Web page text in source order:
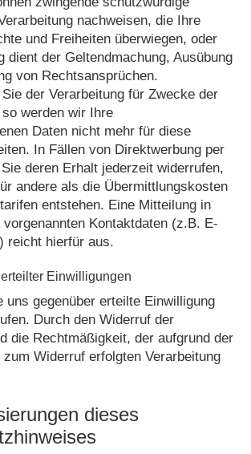
nachweisen, die Ihre
und Freiheiten überwiegen, oder
dient der Geltendmachung, Ausübung
von Rechtsansprüchen.
der Verarbeitung für Zwecke der
werden wir Ihre
Daten nicht mehr für diese
In Fällen von Direktwerbung per
deren Erhalt jederzeit widerrufen,
andere als die Übermittlungskosten
entstehen. Eine Mitteilung in
Kontaktdaten (z.B. E-
reicht hierfür aus.
Einwilligungen
uns gegenüber erteilte Einwilligung
Durch den Widerruf der
die Rechtmäßigkeit, der aufgrund der
Widerruf erfolgten Verarbeitung
dieses